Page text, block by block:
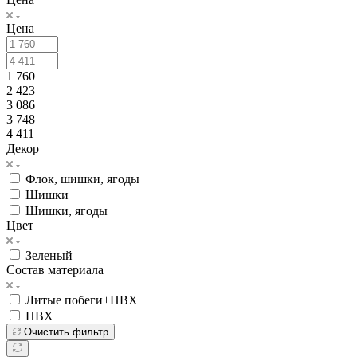
Цена
1 760
2 423
3 086
3 748
4 411
Декор
Флок, шишки, ягоды
Шишки
Шишки, ягоды
Цвет
Зеленый
Состав материала
Литые побеги+ПВХ
ПВХ
Очистить фильтр